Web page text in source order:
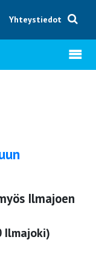
Yhteystiedot
Avaa
Ilmajoen
Ilmajoki)